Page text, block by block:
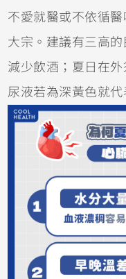
不愛就醫或不依循
大宗。建議有三高
減少飲酒；夏日在
尿液若為深黃色就代